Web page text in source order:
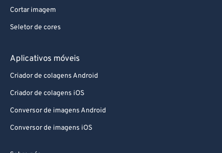
Cortar imagem
Seletor de cores
Aplicativos móveis
Criador de colagens Android
Criador de colagens iOS
Conversor de imagens Android
Conversor de imagens iOS